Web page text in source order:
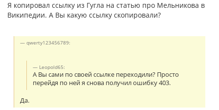
Я копировал ссылку из Гугла на статью про Мельникова в
Википедии. А Вы какую ссылку скопировали?
qwerty123456789:
Leopold65:
А Вы сами по своей ссылке переходили? Просто
перейдя по ней я снова получил ошибку 403.
Да.